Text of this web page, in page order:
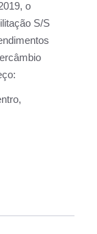
, o
S/S